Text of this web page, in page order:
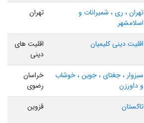
تهران ، ری ، شمیرانات و
اسلامشهر
تهران
اقلیت دینی کلیمیان
اقلیت های
دینی
سبزوار ، جغتای ، جوین ، خوشاب
و داورزن
خراسان
رضوی
تاکستان قزوین